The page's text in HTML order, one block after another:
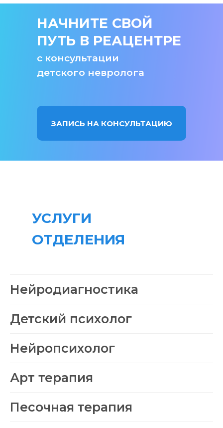
ЗАПИСЬ НА КОНСУЛЬТАЦИЮ
НАЧНИТЕ СВОЙ
ПУТЬ В РЕАЦЕНТРЕ
с консультации
детского невролога
УСЛУГИ
ОТДЕЛЕНИЯ
Нейродиагностика
Детский психолог
Нейропсихолог
Арт терапия
Песочная терапия